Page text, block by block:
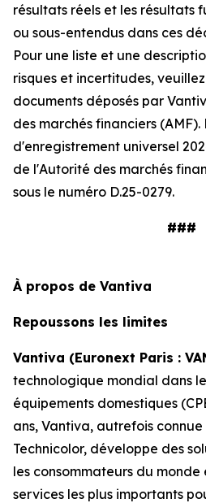
résultats réels et les résultats
ou sous-entendus dans ces
Pour une liste et une
risques et incertitudes,
documents déposés par
des marchés financiers
d'enregistrement universel
de l'Autorité des marchés
sous le numéro D.25-0279.
###
À propos de Vantiva
Repoussons les limites
Vantiva (Euronext Paris :
technologique mondial dans
équipements domestiques
ans, Vantiva, autrefois connue
Technicolor, développe des
les consommateurs du
services les plus importants